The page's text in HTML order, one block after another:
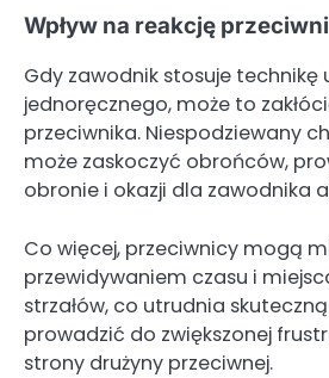
Wpływ na reakcję
Gdy zawodnik stosuje technikę
jednoręcznego, może to
przeciwnika. Niespodziewany
może zaskoczyć obrońców,
obronie i okazji dla zawodnika
Co więcej, przeciwnicy mogą
przewidywaniem czasu i
strzałów, co utrudnia
prowadzić do zwiększonej
strony drużyny przeciwnej.